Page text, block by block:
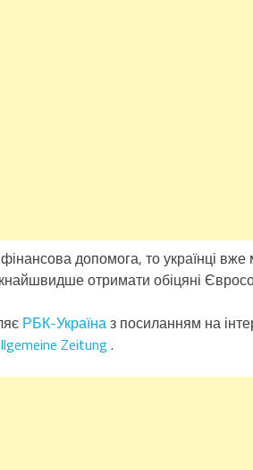
допомога, то українці
отримати обіцяні
РБК-Україназ посиланням на
Zeitung.